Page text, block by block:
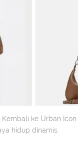
Kembali ke Urban
hidup dinamis.